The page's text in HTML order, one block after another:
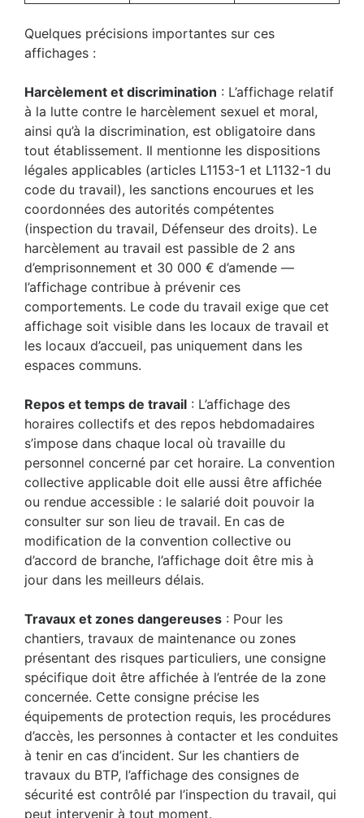
Quelques précisions importantes sur ces
affichages :
Harcèlement et discrimination : L’affichage relatif
à la lutte contre le harcèlement sexuel et moral,
ainsi qu’à la discrimination, est obligatoire dans
tout établissement. Il mentionne les dispositions
légales applicables (articles L1153-1 et L1132-1 du
code du travail), les sanctions encourues et les
coordonnées des autorités compétentes
(inspection du travail, Défenseur des droits). Le
harcèlement au travail est passible de 2 ans
d’emprisonnement et 30 000 € d’amende —
l’affichage contribue à prévenir ces
comportements. Le code du travail exige que cet
affichage soit visible dans les locaux de travail et
les locaux d’accueil, pas uniquement dans les
espaces communs.
Repos et temps de travail : L’affichage des
horaires collectifs et des repos hebdomadaires
s’impose dans chaque local où travaille du
personnel concerné par cet horaire. La convention
collective applicable doit elle aussi être affichée
ou rendue accessible : le salarié doit pouvoir la
consulter sur son lieu de travail. En cas de
modification de la convention collective ou
d’accord de branche, l’affichage doit être mis à
jour dans les meilleurs délais.
Travaux et zones dangereuses : Pour les
chantiers, travaux de maintenance ou zones
présentant des risques particuliers, une consigne
spécifique doit être affichée à l’entrée de la zone
concernée. Cette consigne précise les
équipements de protection requis, les procédures
d’accès, les personnes à contacter et les conduites
à tenir en cas d’incident. Sur les chantiers de
travaux du BTP, l’affichage des consignes de
sécurité est contrôlé par l’inspection du travail, qui
peut intervenir à tout moment.